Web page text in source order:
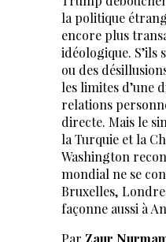
la politique
encore plus
idéologique. S’ils
ou des
les limites d’une
relations
directe. Mais le
la Turquie et la
Washington
mondial ne se
Bruxelles,
façonne aussi à